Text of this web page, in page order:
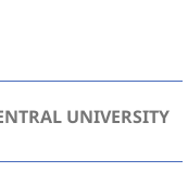
UNIVERSITY